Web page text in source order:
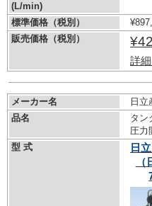
(L/min)
標準価格（税別）
販売価格（税別）
詳
メーカー名
日立
品名
タン
圧力
型 式
日